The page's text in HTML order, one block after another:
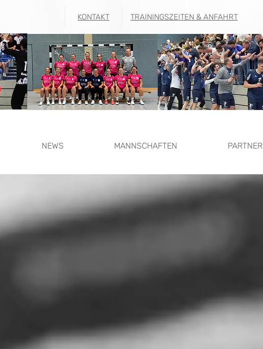
KONTAKT TRAININGSZEITEN & ANFAHRT
NEWS MANNSCHAFTEN PARTNER